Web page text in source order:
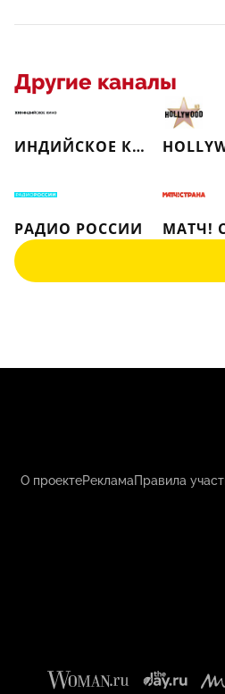
Другие каналы
ИНДИЙСКОЕ КИНО
РАДИО РОССИИ
МАТЧ!
О проектеРекламаПравила